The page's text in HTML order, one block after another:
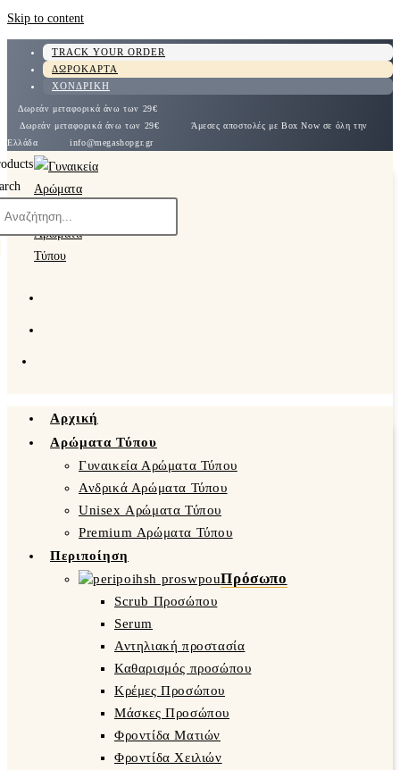
Skip to content
TRACK YOUR ORDER
ΔΩΡΟΚΑΡΤΑ
ΧΟΝΔΡΙΚΗ
Δωρεάν μεταφορικά άνω των 29€
Δωρεάν μεταφορικά άνω των 29€
Άμεσες αποστολές με Box Now σε όλη την
Ελλάδα
info@megashopgr.gr
Αρχική
Αρώματα Τύπου
Γυναικεία Αρώματα Τύπου
Ανδρικά Αρώματα Τύπου
Unisex Αρώματα Τύπου
Premium Αρώματα Τύπου
Περιποίηση
Πρόσωπο
Scrub Προσώπου
Serum
Αντηλιακή προστασία
Καθαρισμός προσώπου
Κρέμες Προσώπου
Μάσκες Προσώπου
Φροντίδα Ματιών
Φροντίδα Χειλιών